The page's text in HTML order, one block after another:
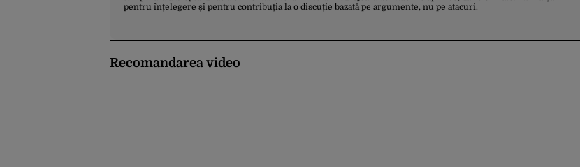
pentru înțelegere și pentru contribuția la o discuție bazată pe argumente, nu pe atacuri.
Recomandarea video